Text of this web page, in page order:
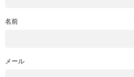
名前
メール